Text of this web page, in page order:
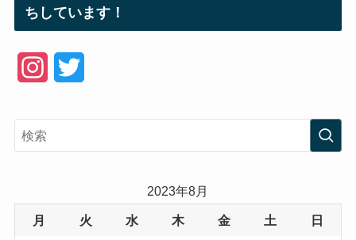
ちしています！
e
2023年8月
月 火 水 木 金 土 日